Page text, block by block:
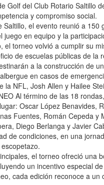
Golf del Club Rotario Saltillo
y compromiso social.
el evento reunió a
juego en equipo y la
el torneo volvió a cumplir su
de escuelas públicas de la
a la construcción de
en casos de
la NFL, Josh Allen y Hailee
Al término de las 18
Oscar López Benavides,
Fuentes, Román Cepeda y
Diego Berlanga y Javier
de condiciones, en una
el torneo ofreció una
un incentivo especial
cada edición reconoce a